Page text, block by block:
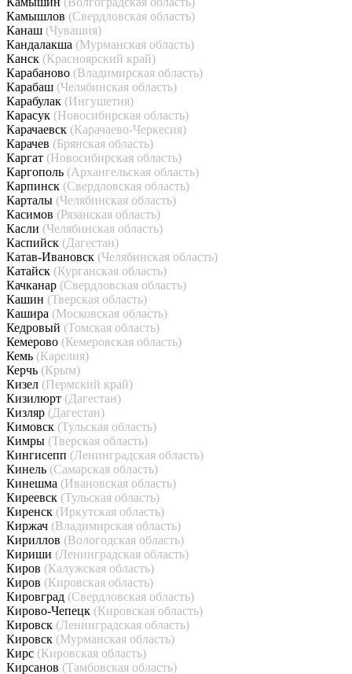
Камышлов (Свердловская область)
Канаш (Чувашия)
Кандалакша (Мурманская область)
Канск (Красноярский край)
Карабаново (Владимирская область)
Карабаш (Челябинская область)
Карабулак (Ингушетия)
Карасук (Новосибирская область)
Карачаевск (Карачаево-Черкесия)
Карачев (Брянская область)
Каргат (Новосибирская область)
Каргополь (Архангельская область)
Карпинск (Свердловская область)
Карталы (Челябинская область)
Касимов (Рязанская область)
Касли (Челябинская область)
Каспийск (Дагестан)
Катав-Ивановск (Челябинская область)
Катайск (Курганская область)
Качканар (Свердловская область)
Кашин (Тверская область)
Кашира (Московская область)
Кедровый (Томская область)
Кемерово (Кемеровская область)
Кемь (Карелия)
Керчь (Крым)
Кизел (Пермский край)
Кизилюрт (Дагестан)
Кизляр (Дагестан)
Кимовск (Тульская область)
Кимры (Тверская область)
Кингисепп (Ленинградская область)
Кинель (Самарская область)
Кинешма (Ивановская область)
Киреевск (Тульская область)
Киренск (Иркутская область)
Киржач (Владимирская область)
Кириллов (Вологодская область)
Кириши (Ленинградская область)
Киров (Калужская область)
Киров (Кировская область)
Кировград (Свердловская область)
Кирово-Чепецк (Кировская область)
Кировск (Ленинградская область)
Кировск (Мурманская область)
Кирс (Кировская область)
Кирсанов (Тамбовская область)